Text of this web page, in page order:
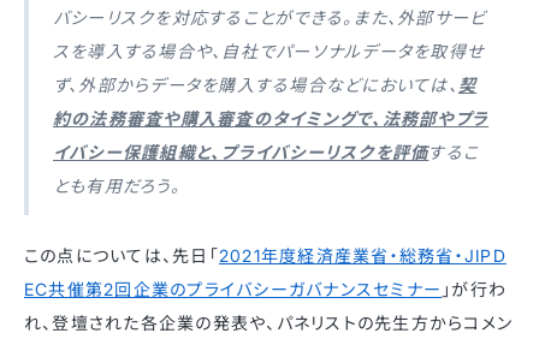
バシーリスクを対応することができる。また、外部サービ
スを導入する場合や、自社でパーソナルデータを取得せ
ず、外部からデータを購入する場合などにおいては、 契
約の法務審査や購入審査のタイミングで、法務部やプラ
イバシー保護組織と、プライバシーリスクを評価するこ
とも有用だろう。
この点については、先日「2021年度経済産業省・総務省・JIPD
EC共催第2回企業のプライバシーガバナンスセミナー 」が行わ
れ、登壇された各企業の発表や、パネリストの先生方からコメン